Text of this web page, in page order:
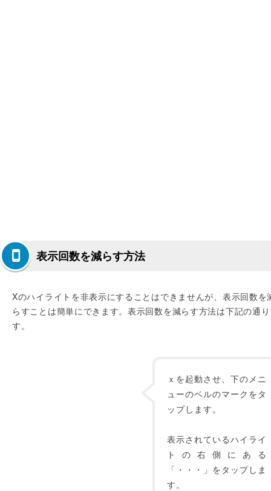
表示回数を減らす方法
Xのハイライトを非表示にすることはできませんが、表示回数を
らすことは簡単にできます。表示回数を減らす方法は下記の通
す。
ｘを起動させ、下のメニ
ューのベルのマークをタ
ップします。
表示されているハイライ
トの右側にある
「・・・」をタップしま
す。